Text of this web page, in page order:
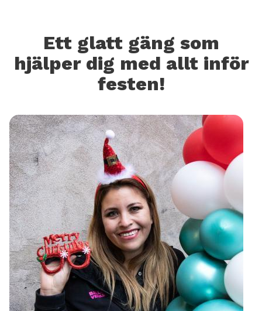
Ett glatt gäng som
hjälper dig med allt inför
festen!